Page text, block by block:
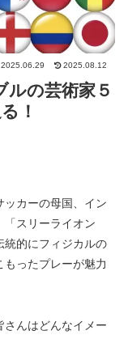
2025.06.29 2025.08.12
の芸術家５
！
ッカーの母国、イン
「スリーライオン
統的にフィジカルの
ったプレーが魅力
さんはどんなイメー